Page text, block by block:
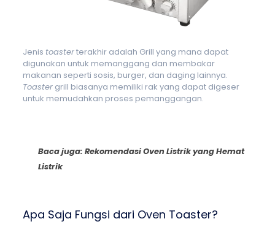
Jenis toasterterakhir adalah Grill yang mana dapat
digunakan untuk memanggang dan membakar
makanan seperti sosis, burger, dan daging lainnya.
Toastergrill biasanya memiliki rak yang dapat digeser
untuk memudahkan proses pemanggangan.
Baca juga: Rekomendasi Oven Listrik yang Hemat
Listrik
Apa Saja Fungsi dari Oven Toaster?